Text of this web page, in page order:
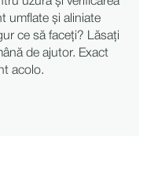
umflate și aliniate
ce să faceți? Lăsați
de ajutor. Exact
acolo.